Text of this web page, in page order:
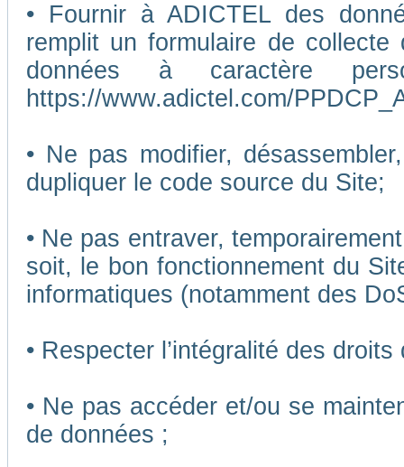
• Fournir à ADICTEL des
remplit un formulaire de
données à caractère
https://www.adictel.com/
• Ne pas modifier,
dupliquer le code source du Site;
• Ne pas entraver,
soit, le bon fonctionnement du
informatiques (notamment des
• Respecter l’intégralité des
• Ne pas accéder et/ou se
de données ;